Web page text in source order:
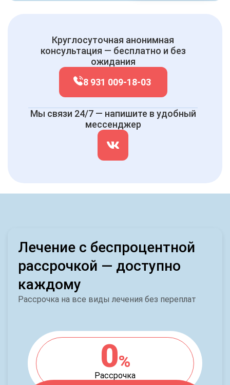
Круглосуточная анонимная
консультация — бесплатно и без
ожидания
8 931 009-18-03
Мы связи 24/7 — напишите в удобный
мессенджер
Лечение с беспроцентной
рассрочкой — доступно
каждому
Рассрочка на все виды лечения без переплат
0%
Рассрочка